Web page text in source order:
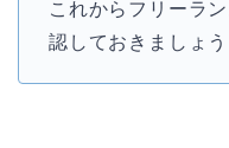
これからフリーラ
認しておきましょう